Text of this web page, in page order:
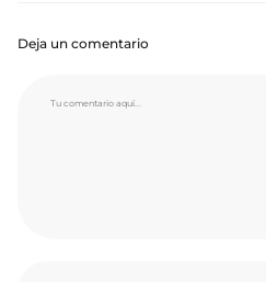
Deja un comentario